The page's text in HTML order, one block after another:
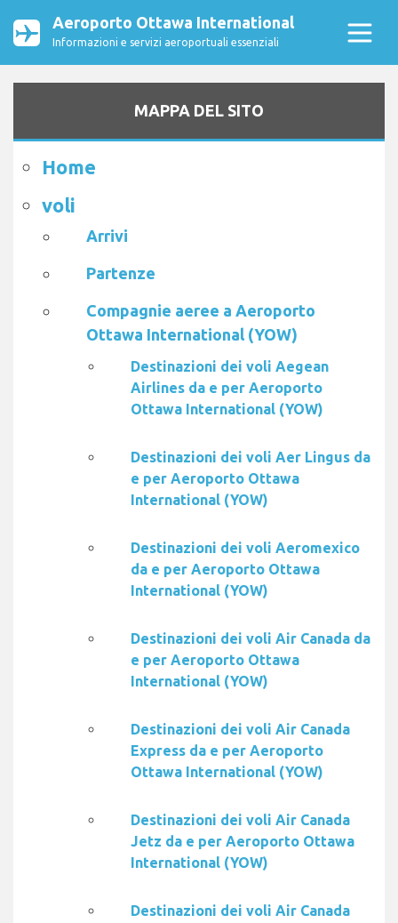
Aeroporto Ottawa International
Informazioni e servizi aeroportuali essenziali
MAPPA DEL SITO
Home
voli
Arrivi
Partenze
Compagnie aeree a Aeroporto
Ottawa International (YOW)
Destinazioni dei voli Aegean
Airlines da e per Aeroporto
Ottawa International (YOW)
Destinazioni dei voli Aer Lingus da
e per Aeroporto Ottawa
International (YOW)
Destinazioni dei voli Aeromexico
da e per Aeroporto Ottawa
International (YOW)
Destinazioni dei voli Air Canada da
e per Aeroporto Ottawa
International (YOW)
Destinazioni dei voli Air Canada
Express da e per Aeroporto
Ottawa International (YOW)
Destinazioni dei voli Air Canada
Jetz da e per Aeroporto Ottawa
International (YOW)
Destinazioni dei voli Air Canada